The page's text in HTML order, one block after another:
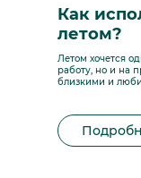
Как
летом?
Летом хочется
работу, но и на
близкими и